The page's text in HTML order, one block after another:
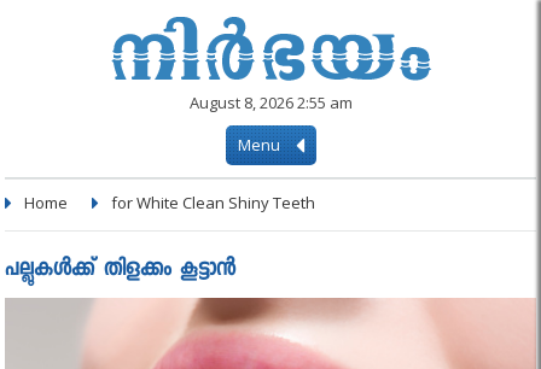
August 8, 2026 2:55 am
Menu
Home for White Clean Shiny Teeth
പല്ലുകള്‍ക്ക് തിളക്കം കൂട്ടാന്‍